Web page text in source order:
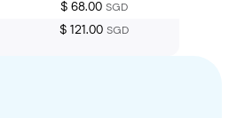
$ 68.00 SGD
$ 121.00 SGD